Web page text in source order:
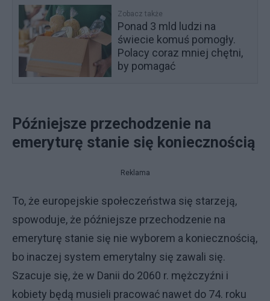
Zobacz także
Ponad 3 mld ludzi na
świecie komuś pomogły.
Polacy coraz mniej chętni,
by pomagać
Późniejsze przechodzenie na
emeryturę stanie się koniecznością
Reklama
To, że europejskie społeczeństwa się starzeją,
spowoduje, że późniejsze przechodzenie na
emeryturę stanie się nie wyborem a koniecznością,
bo inaczej system emerytalny się zawali się.
Szacuje się, że w Danii do 2060 r. mężczyźni i
kobiety będą musieli pracować nawet do 74. roku